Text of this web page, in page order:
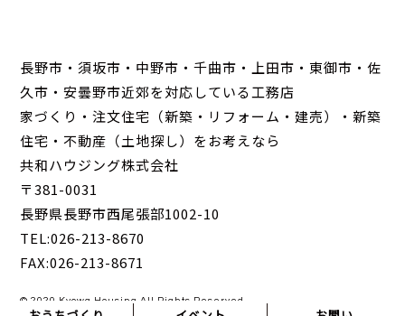
長野市・須坂市・中野市・千曲市・上田市・東御市・佐
久市・安曇野市近郊を対応している工務店
家づくり・注文住宅（新築・リフォーム・建売）・新築
住宅・不動産（土地探し）をお考えなら
共和ハウジング株式会社
〒381-0031
長野県長野市西尾張部1002-10
TEL:026-213-8670
FAX:026-213-8671
© 2020 Kyowa Housing All Rights Reserved.